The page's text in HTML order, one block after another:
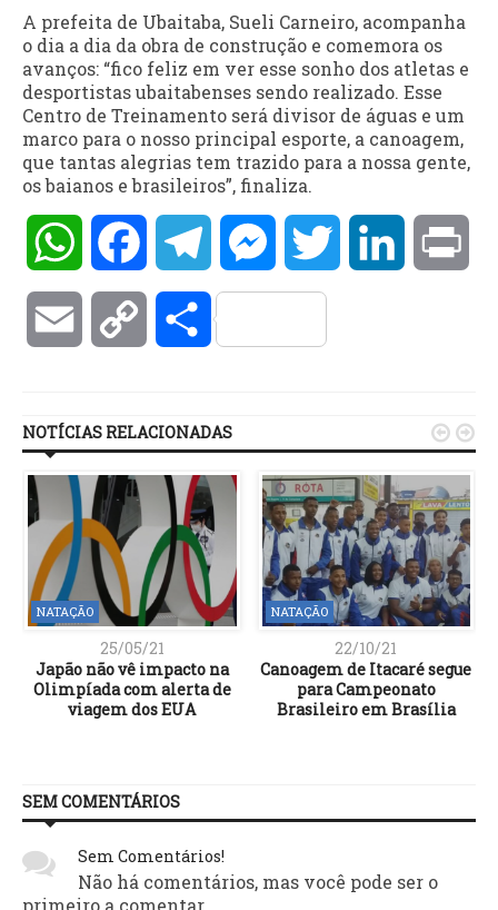
A prefeita de Ubaitaba, Sueli Carneiro, acompanha
o dia a dia da obra de construção e comemora os
avanços: “fico feliz em ver esse sonho dos atletas e
desportistas ubaitabenses sendo realizado. Esse
Centro de Treinamento será divisor de águas e um
marco para o nosso principal esporte, a canoagem,
que tantas alegrias tem trazido para a nossa gente,
os baianos e brasileiros”, finaliza.
WhatsAppFacebookTelegramMessengerTwitter LinkedIn
Email Copy Compartilhar
NOTÍCIAS RELACIONADAS
NATAÇÃO
25/05/21
Japão não vê impacto na
Olimpíada com alerta de
viagem dos EUA
NATAÇÃO
22/10/21
Canoagem de Itacaré segue
para Campeonato
Brasileiro em Brasília
 
SEM COMENTÁRIOS
Sem Comentários!
Não há comentários, mas você pode ser o
primeiro a comentar.